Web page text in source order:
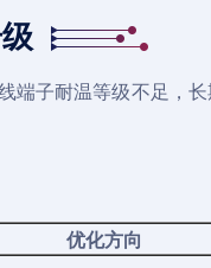
端子耐温等级不足，
优化方向